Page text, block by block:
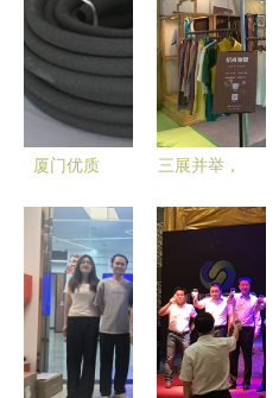
出席2018
中国—泰国
经贸合作论
坛，共话厦
门商贸新机
第咖啡四罐
装速溶风味
全解析
厦门优质
灌溉滴箭供
应商指南
三展并举，
——2021
中国厦门国
际茶产业
（春季）博
览会今日盛